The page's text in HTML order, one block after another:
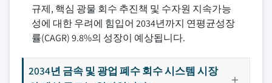
규제, 핵심 광물 회수 추진책 및 수자원 지속가능
성에 대한 우려에 힘입어 2034년까지 연평균성장
률(CAGR) 9.8%의 성장이 예상됩니다.
2034년 금속 및 광업 폐수 회수 시스템 시장